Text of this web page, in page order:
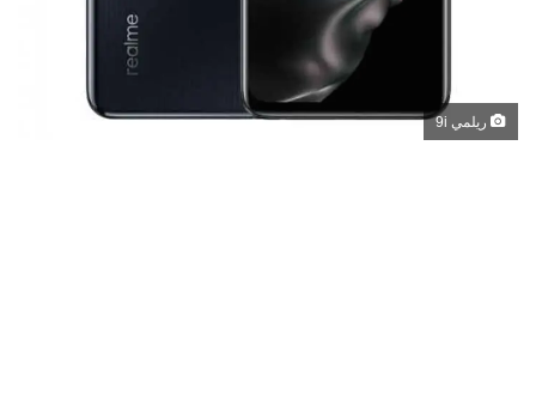
ريلمي 9i